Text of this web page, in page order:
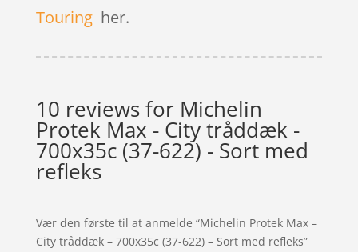
Touringher.
10 reviews for Michelin
Protek Max - City tråddæk -
700x35c (37-622) - Sort med
refleks
Vær den første til at anmelde “Michelin Protek Max –
City tråddæk – 700x35c (37-622) – Sort med refleks”